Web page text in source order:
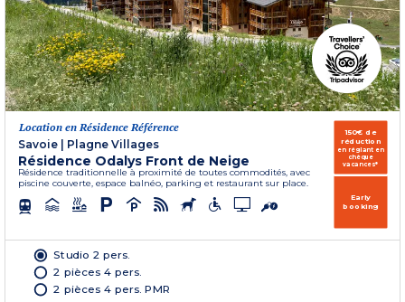
Location en Résidence Référence
Savoie
Plagne Villages
Résidence Odalys Front de Neige
Résidence traditionnelle à proximité de toutes commodités, avec
piscine couverte, espace balnéo, parking et restaurant sur place.
150€ de
réduction
en réglant en
chèque
vacances*
Early
booking
Studio 2 pers.
2 pièces 4 pers.
2 pièces 4 pers. PMR